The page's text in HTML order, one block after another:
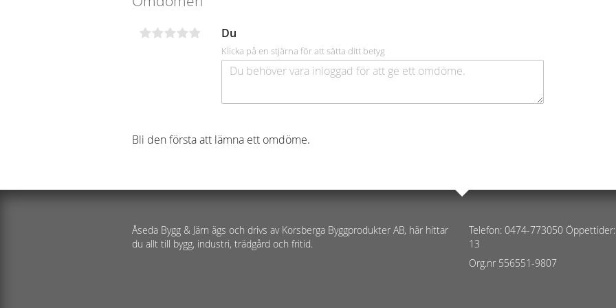
Du
Klicka på en stjärna för att sätta ditt betyg
Bli den första att lämna ett omdöme.
Åseda Bygg & Järn ägs och drivs av Korsberga Byggprodukter AB, här hittar
du allt till bygg, industri, trädgård och fritid.
Telefon: 0474-773050
13
Org.nr 556551-9807